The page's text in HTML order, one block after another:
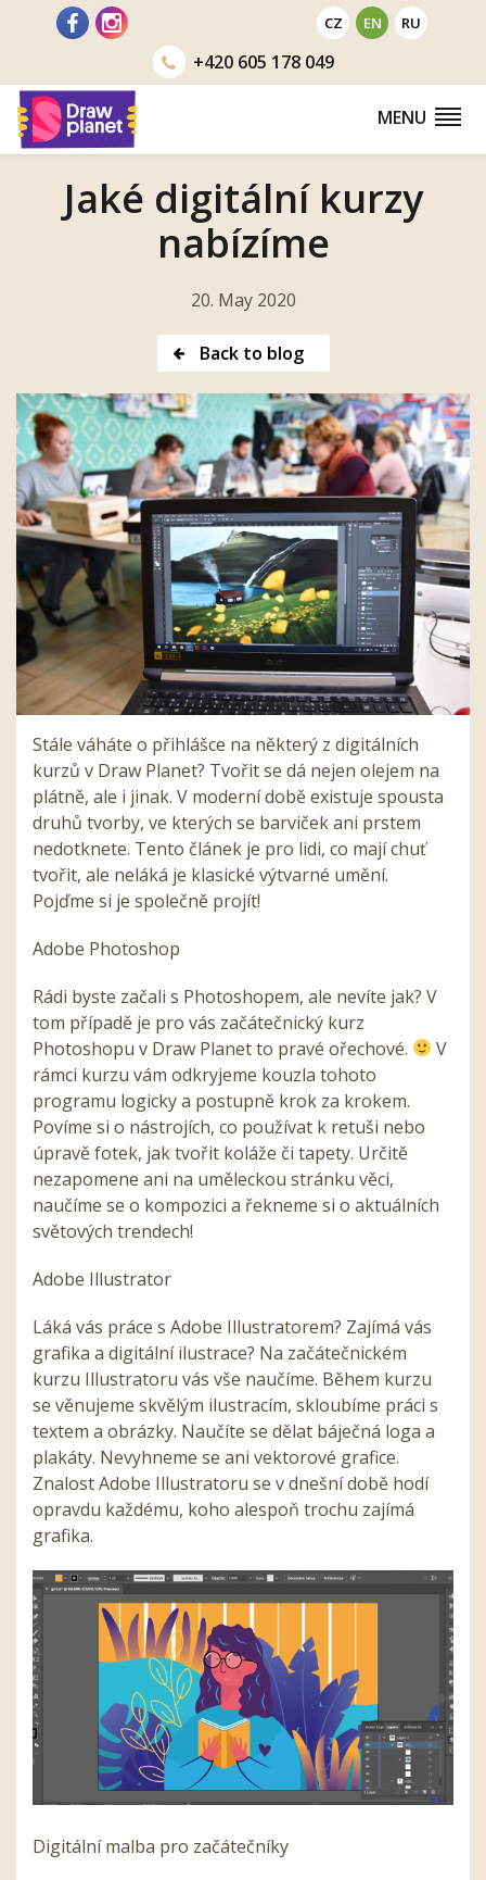
CZ EN RU
+420605 178 049
MENU
Jaké digitální kurzy
nabízíme
20. May 2020
Back to blog
Stále váháte o přihlášce na některý z digitálních
kurzů v Draw Planet? Tvořitse dá nejen olejem na
plátně, ale i jinak. V moderní době existuje spousta
druhů tvorby, ve kterých se barviček ani prstem
nedotknete. Tento článek je pro lidi, co mají chuť
tvořit, ale neláká je klasické výtvarné umění.
Pojďme si je společně projít!
Adobe Photoshop
Rádi byste začali s Photoshopem, ale nevíte jak? V
tom případě je pro vás začátečnický kurz
Photoshopu v Draw Planet to pravé ořechové.
V
rámci kurzu vám odkryjeme kouzla tohoto
programu logicky a postupně krok za krokem.
Povíme si o nástrojích, co používat k retuši nebo
úpravě fotek, jak tvořit koláže či tapety. Určitě
nezapomene ani na uměleckou stránku věci,
naučíme se o kompozici a řekneme si o aktuálních
světových trendech!
Adobe Illustrator
Láká vás práce s Adobe Illustratorem? Zajímá vás
grafika a digitální ilustrace? Na začátečnickém
kurzu Illustratoru vás vše naučíme. Během kurzu
se věnujeme skvělým ilustracím, skloubíme práci s
textem a obrázky. Naučíte se dělat báječná loga a
plakáty. Nevyhneme se ani vektorové grafice.
Znalost Adobe Illustratoru se v dnešní době hodí
opravdu každému, koho alespoň trochu zajímá
grafika.
Digitální malba pro začátečníky